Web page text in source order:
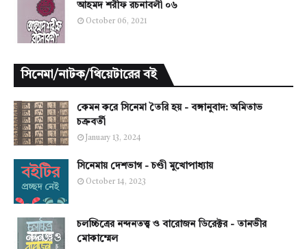
আহমদ শরীফ রচনাবলী ০৬
October 06, 2021
সিনেমা/নাটক/থিয়েটারের বই
কেমন করে সিনেমা তৈরি হয় - বঙ্গানুবাদ: অমিতাভ
চক্রবর্তী
January 13, 2024
সিনেমায় দেশভাগ - চণ্ডী মুখোপাধ্যায়
October 14, 2023
চলচ্চিত্রের নন্দনতত্ত্ব ও বারোজন ডিরেক্টর - তানভীর
মোকাম্মেল